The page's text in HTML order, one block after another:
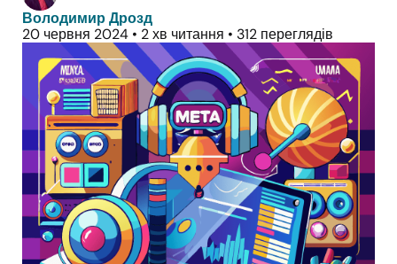
Володимир Дрозд
20 червня 2024 • 2 хв читання • 312 переглядів